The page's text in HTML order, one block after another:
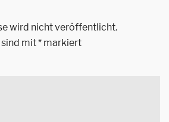
wird nicht veröffentlicht.
mit* markiert